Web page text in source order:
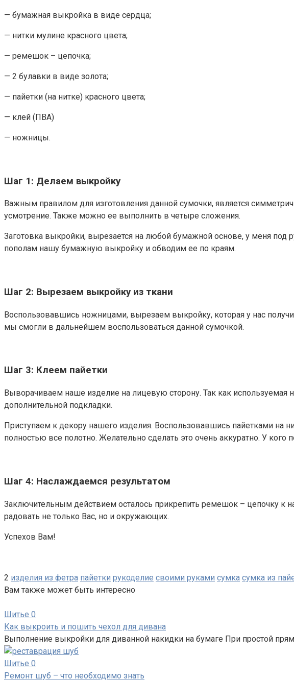
— бумажная выкройка в виде сердца;
— нитки мулине красного цвета;
— ремешок – цепочка;
— 2 булавки в виде золота;
— пайетки (на нитке) красного цвета;
— клей (ПВА)
— ножницы.
Шаг 1: Делаем выкройку
Важным правилом для изготовления данной сумочки, является
усмотрение. Также можно ее выполнить в четыре сложения.
Заготовка выкройки, вырезается на любой бумажной основе, у меня под
пополам нашу бумажную выкройку и обводим ее по краям.
Шаг 2: Вырезаем выкройку из ткани
Воспользовавшись ножницами, вырезаем выкройку, которая у нас
мы смогли в дальнейшем воспользоваться данной сумочкой.
Шаг 3: Клеем пайетки
Выворачиваем наше изделие на лицевую сторону. Так как используемая
дополнительной подкладки.
Приступаем к декору нашего изделия. Воспользовавшись пайетками на
полностью все полотно. Желательно сделать это очень аккуратно. У
Шаг 4: Наслаждаемся результатом
Заключительным действием осталось прикрепить ремешок – цепочку к
радовать не только Вас, но и окружающих.
Успехов Вам!
2 изделия из фетра пайетки рукоделие своими руками сумка сумка из
Вам также может быть интересно
Шитье 0
Как выкроить и пошить чехол для дивана
Выполнение выкройки для диванной накидки на бумаге При простой
Шитье 0
Ремонт шуб – что необходимо знать